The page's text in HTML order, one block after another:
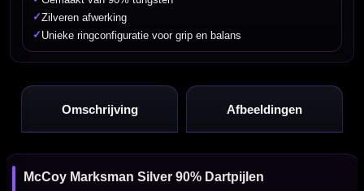
✓Zilveren afwerking
✓ Unieke ringconfiguratie voor grip en balans
Omschrijving Afbeeldingen
McCoy Marksman Silver 90% Dartpijlen